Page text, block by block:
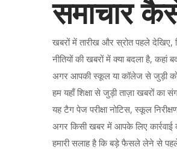
समाचार
खबरों में तारीख और स्रोत पहले देखिए,
नीतियों की खबरों में क्या बदला है,
अगर आपकी स्कूल या कॉलेज से जुड़ी कोई
हम यहाँ शिक्षा से जुड़ी ताज़ा खबरों
यह टैग पेज परीक्षा नोटिस, स्कूल
अगर किसी खबर में आपके लिए
हमारी सलाह है कि बड़े फैसले लेने से